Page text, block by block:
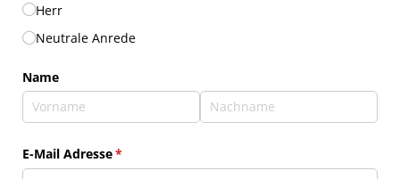
Herr
Neutrale Anrede
Name
E-Mail Adresse*
(erforderlich)